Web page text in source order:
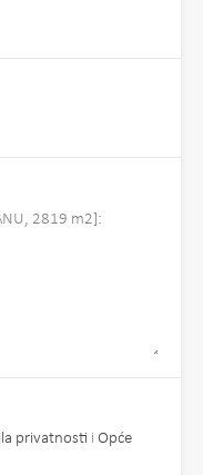
privatnosti i Opće